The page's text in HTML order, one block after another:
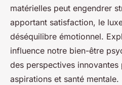
matérielles peut engendrer
apportant satisfaction, le
déséquilibre émotionnel.
influence notre bien-être
des perspectives
aspirations et santé mentale.